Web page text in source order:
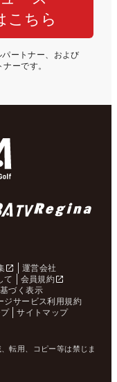
こちら
ートナー、および
ーです。
運営会社
て
会員規約
づく表示
ジサービス利用規約
サイトマップ
転用、コピー等は禁じま